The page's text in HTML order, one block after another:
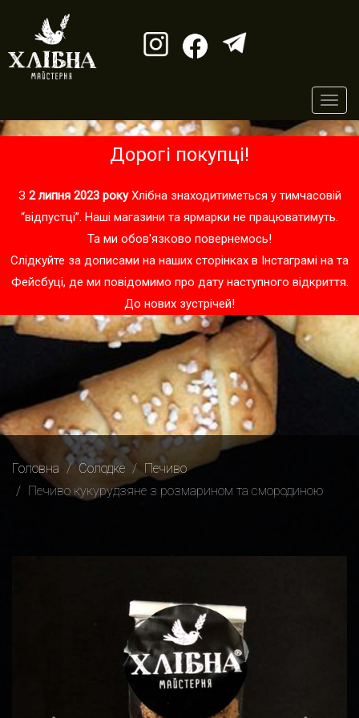
Дорогі покупці!
З 2 липня 2023 рокуХлібна знаходитиметься у тимчасовій
“відпустці”. Наші магазини та ярмарки не працюватимуть.
Та ми обов'язково повернемось!
Слідкуйте за дописами на наших сторінках в Інстаграмі на та
Фейсбуці, де ми повідомимо про дату наступного відкриття.
До нових зустрічей!
Головна Солодке
Печиво
Печиво кукурудзяне з розмарином та смородиною